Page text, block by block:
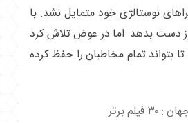
نوستالژی خود متمایل نشد. با
دست بدهد. اما در عوض تلاش کرد
بتواند تمام مخاطبان را حفظ کرده
برتر